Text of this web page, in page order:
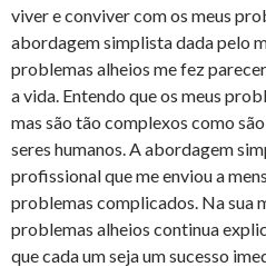
viver e conviver com os meus
abordagem simplista dada pelo
problemas alheios me fez
a vida. Entendo que os meus
mas são tão complexos como
seres humanos. A abordagem
profissional que me enviou a
problemas complicados. Na sua
problemas alheios continua
que cada um seja um sucesso